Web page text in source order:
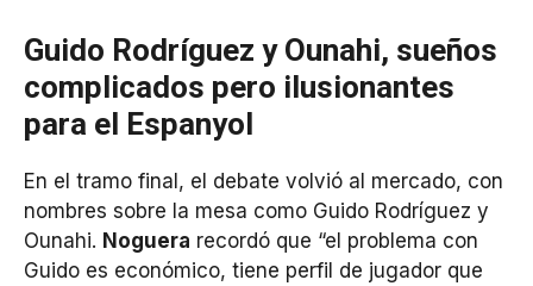
Guido Rodríguez y Ounahi, sueños
complicados pero ilusionantes
para el Espanyol
En el tramo final, el debate volvió al mercado, con
nombres sobre la mesa como Guido Rodríguez y
Ounahi. Noguera recordó que “el problema con
Guido es económico, tiene perfil de jugador que